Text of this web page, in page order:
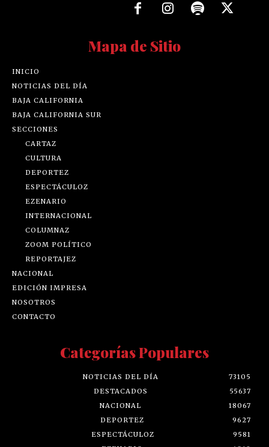
Mapa de Sitio
INICIO
NOTICIAS DEL DÍA
BAJA CALIFORNIA
BAJA CALIFORNIA SUR
SECCIONES
CARTAZ
CULTURA
DEPORTEZ
ESPECTÁCULOZ
EZENARIO
INTERNACIONAL
COLUMNAZ
ZOOM POLÍTICO
REPORTAJEZ
NACIONAL
EDICIÓN IMPRESA
NOSOTROS
CONTACTO
Categorías Populares
NOTICIAS DEL DÍA
73105
DESTACADOS
55637
NACIONAL
18067
DEPORTEZ
9627
ESPECTÁCULOZ
9581